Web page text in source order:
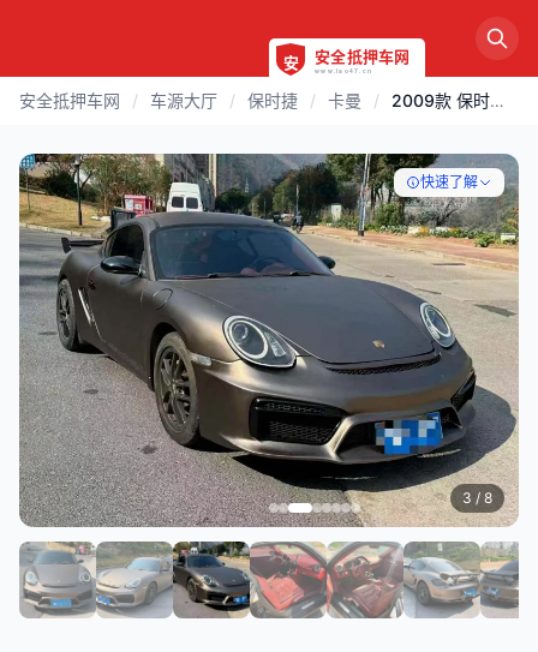
安全抵押车网 / 车源大厅 / 保时捷 / 卡曼 / 2009款 保时捷 卡曼 | 漳州
快速了解
3 / 8